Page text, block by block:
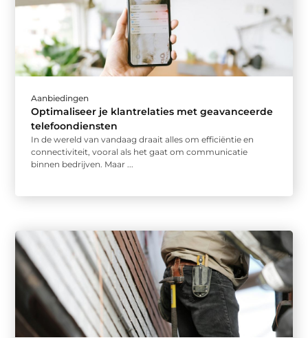
Aanbiedingen
Optimaliseer je klantrelaties met geavanceerde
telefoondiensten
In de wereld van vandaag draait alles om efficiëntie en
connectiviteit, vooral als het gaat om communicatie
binnen bedrijven. Maar ...